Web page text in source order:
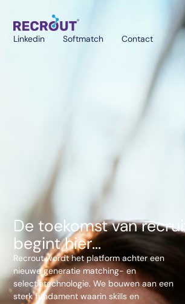
Linkedin Softmatch Contact
De toekomst van
begint hier...
Recrout wordt het platform achter een
nieuwe generatie matching- en
selectietechnologie. We bouwen aan een
sterk fundament waarin skills en